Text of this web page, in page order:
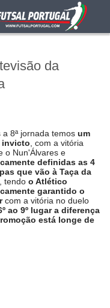
da
a 8ª jornada temos um
invicto , com a vitória
o Nun'Álvares e
definidas as 4
que vão à Taça da
, tendo o Atlético
garantido o
com a vitória no duelo
ao 9º lugar a diferença
está longe de